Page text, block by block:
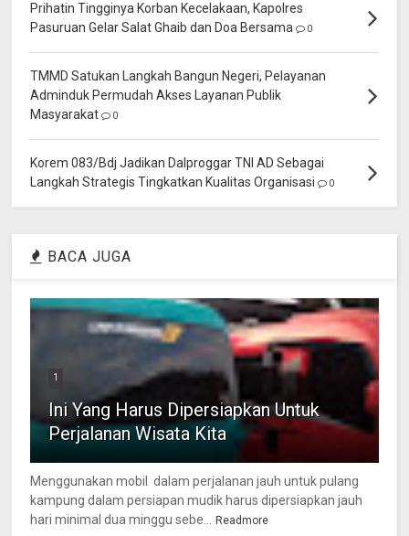
Prihatin Tingginya Korban Kecelakaan, Kapolres
Pasuruan Gelar Salat Ghaib dan Doa Bersama
0
TMMD Satukan Langkah Bangun Negeri, Pelayanan
Adminduk Permudah Akses Layanan Publik
Masyarakat
0
Korem 083/Bdj Jadikan Dalproggar TNI AD Sebagai
Langkah Strategis Tingkatkan Kualitas Organisasi
0
BACA JUGA
1
Ini Yang Harus Dipersiapkan Untuk
Perjalanan Wisata Kita
Menggunakan mobil dalam perjalanan jauh untuk pulang
kampung dalam persiapan mudik harus dipersiapkan jauh
hari minimal dua minggu sebe...
Readmore